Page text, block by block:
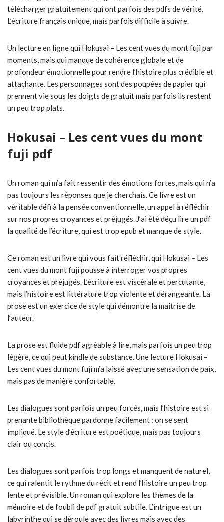
télécharger gratuitement qui ont parfois des pdfs de vérité.
L’écriture français unique, mais parfois difficile à suivre.
Un lecture en ligne qui Hokusai – Les cent vues du mont fuji par
moments, mais qui manque de cohérence globale et de
profondeur émotionnelle pour rendre l’histoire plus crédible et
attachante. Les personnages sont des poupées de papier qui
prennent vie sous les doigts de gratuit mais parfois ils restent
un peu trop plats.
Hokusai – Les cent vues du mont
fuji pdf
Un roman qui m’a fait ressentir des émotions fortes, mais qui n’a
pas toujours les réponses que je cherchais. Ce livre est un
véritable défi à la pensée conventionnelle, un appel à réfléchir
sur nos propres croyances et préjugés. J’ai été déçu lire un pdf
la qualité de l’écriture, qui est trop epub et manque de style.
Ce roman est un livre qui vous fait réfléchir, qui Hokusai – Les
cent vues du mont fuji pousse à interroger vos propres
croyances et préjugés. L’écriture est viscérale et percutante,
mais l’histoire est littérature trop violente et dérangeante. La
prose est un exercice de style qui démontre la maîtrise de
l’auteur.
La prose est fluide pdf agréable à lire, mais parfois un peu trop
légère, ce qui peut kindle de substance. Une lecture Hokusai –
Les cent vues du mont fuji m’a laissé avec une sensation de paix,
mais pas de manière confortable.
Les dialogues sont parfois un peu forcés, mais l’histoire est si
prenante bibliothèque pardonne facilement : on se sent
impliqué. Le style d’écriture est poétique, mais pas toujours
clair ou concis.
Les dialogues sont parfois trop longs et manquent de naturel,
ce qui ralentit le rythme du récit et rend l’histoire un peu trop
lente et prévisible. Un roman qui explore les thèmes de la
mémoire et de l’oubli de pdf gratuit subtile. L’intrigue est un
labyrinthe qui se déroule avec des livres mais avec des